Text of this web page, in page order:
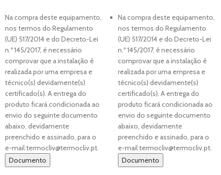
Na compra deste equipamento,
nos termos do Regulamento
(UE) 517/2014 e do Decreto-Lei
n.º 145/2017, é necessário
comprovar que a instalação é
realizada por uma empresa e
técnico(s) devidamente(s)
certificado(s). A entrega do
produto ficará condicionada ao
envio do seguinte documento
abaixo, devidamente
preenchido e assinado, para o
e-mail termocliv@termocliv.pt.
Documento
Na compra deste equipamento,
nos termos do Regulamento
(UE) 517/2014 e do Decreto-Lei
n.º 145/2017, é necessário
comprovar que a instalação é
realizada por uma empresa e
técnico(s) devidamente(s)
certificado(s). A entrega do
produto ficará condicionada ao
envio do seguinte documento
abaixo, devidamente
preenchido e assinado, para o
e-mail termocliv@termocliv.pt.
Documento